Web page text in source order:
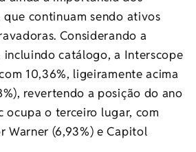
continuam sendo ativos
Considerando a
catálogo, a Interscope
10,36%, ligeiramente acima
revertendo a posição do ano
ocupa o terceiro lugar, com
Warner (6,93%) e Capitol